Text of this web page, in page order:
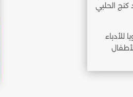
كنج الحلبي